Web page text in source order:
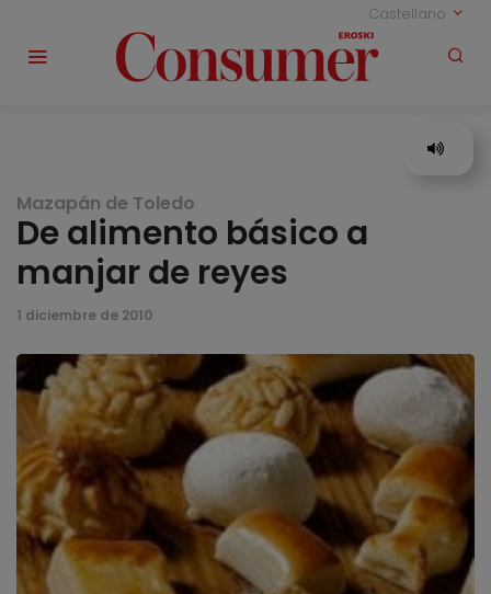
Castellano
Mazapán de Toledo
De alimento básico a
manjar de reyes
1 diciembre de 2010